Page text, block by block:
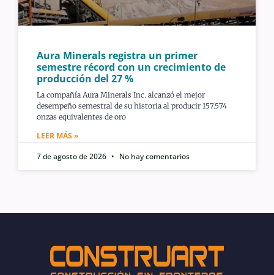
Aura Minerals registra un primer
semestre récord con un crecimiento de
producción del 27 %
La compañía Aura Minerals Inc. alcanzó el mejor
desempeño semestral de su historia al producir 157.574
onzas equivalentes de oro
LEER MÁS »
7 de agosto de 2026
No hay comentarios